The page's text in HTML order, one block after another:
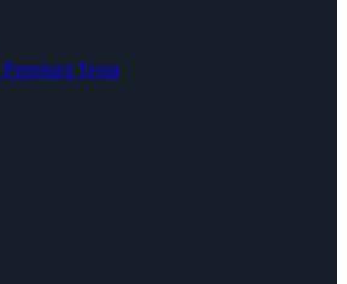
Premium Tema